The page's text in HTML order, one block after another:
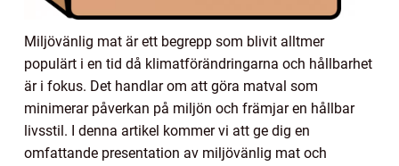
Miljövänlig mat är ett begrepp som blivit alltmer
populärt i en tid då klimatförändringarna och hållbarhet
är i fokus. Det handlar om att göra matval som
minimerar påverkan på miljön och främjar en hållbar
livsstil. I denna artikel kommer vi att ge dig en
omfattande presentation av miljövänlig mat och